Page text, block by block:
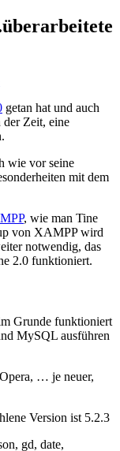
getan hat und auch
der Zeit, eine
wie vor seine
mit dem
, wie man Tine
von XAMPP wird
notwendig, das
2.0 funktioniert.
Grunde funktioniert
MySQL ausführen
… je neuer,
Version ist 5.2.3
gd, date,